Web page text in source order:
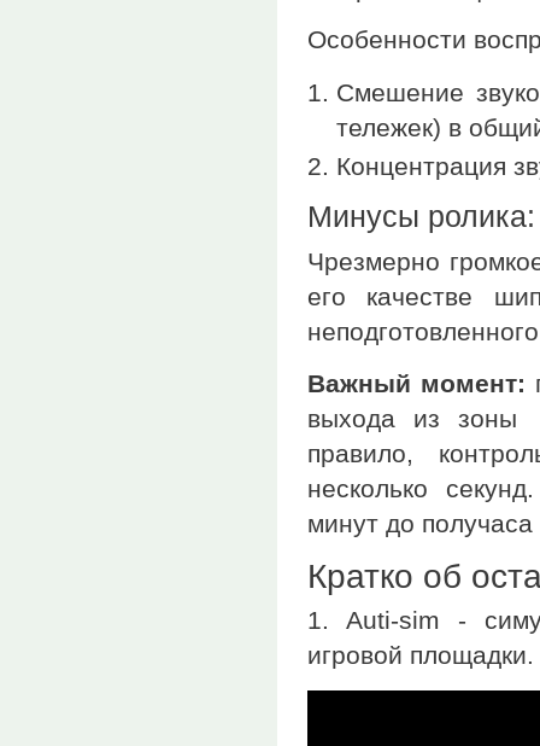
Особенности
Смешение
тележек) в
Концентрация
Минусы ролика:
Чрезмерно
его качестве
Важный момент:
выхода из зоны
правило,
несколько
минут до
Кратко об
1. Auti-sim -
игровой площадки.